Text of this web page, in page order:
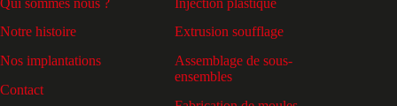
Notre histoire
Nos implantations
Contact
Extrusion soufflage
Assemblage de sous-
ensembles